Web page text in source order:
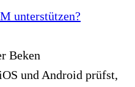
unterstützen?
Beken
und Android prüfst,